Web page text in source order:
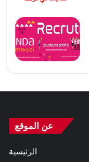
عن الموقع
الرئيسية